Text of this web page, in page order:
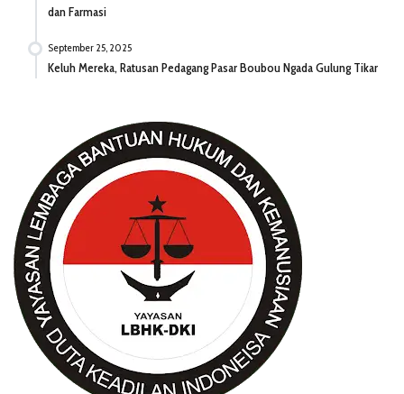
dan Farmasi
September 25, 2025
Keluh Mereka, Ratusan Pedagang Pasar Boubou Ngada Gulung Tikar